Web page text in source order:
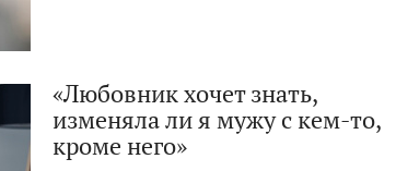
«Любовник хочет знать,
изменяла ли я мужу с кем-то,
кроме него»